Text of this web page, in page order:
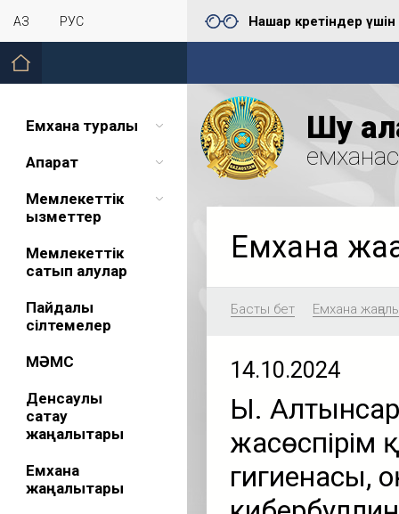
ҚАЗ РУС Нашар көретіндер үшін
Емхана туралы
Ақпарат
Мемлекеттік
қызметтер
Мемлекеттік
сатып алулар
Пайдалы
сілтемелер
МӘМС
Денсаулық
сақтау
жаңалықтары
Емхана
жаңалықтары
Шу
Емхана
Басты бет Емхана
14.10.2024
Ы.
жасөспірім
гигиенасы,